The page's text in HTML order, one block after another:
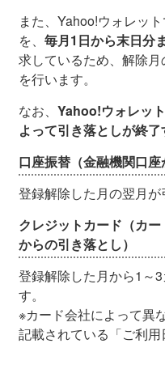
また、Yahoo!ウォレッ
を、 毎月1日から末日分
求しているため、解除
を行います。
なお、 Yahoo!ウォレッ
よって引き落としが終了
口座振替（金融機関口座
登録解除した月の翌月が
クレジットカード（カ
からの引き落とし）
登録解除した月から1～
す。
※カード会社によって異
記載されている「ご利用